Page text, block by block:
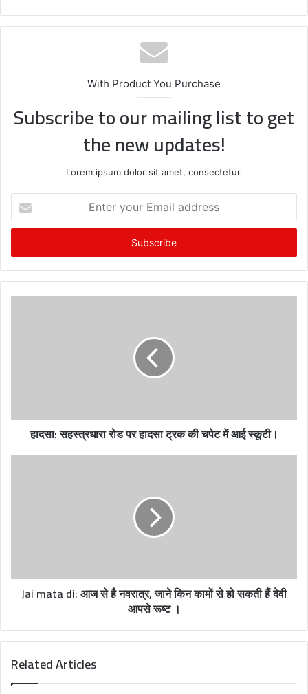
te
bo
With Product You Purchase
Subscribe to our mailing list to get
the new updates!
Lorem ipsum dolor sit amet, consectetur.
t
r
y
हादसा: सहस्त्रधारा रोड पर हादसा ट्रक की चपेट में आई स्कूटी।
Jai mata di: आज से है नवरात्र, जाने किन कामों से हो सकती हैं देवी
आपसे रूष्ट ।
Related Articles